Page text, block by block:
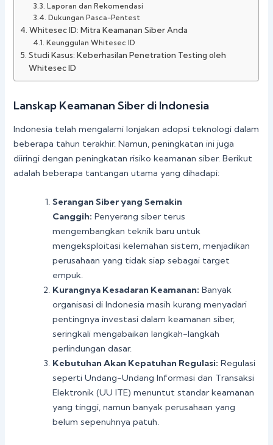
Laporan dan Rekomendasi
Dukungan Pasca-Pentest
Whitesec ID: Mitra Keamanan Siber Anda
Keunggulan Whitesec ID
Studi Kasus: Keberhasilan Penetration Testing oleh
Whitesec ID
Lanskap Keamanan Siber di Indonesia
Indonesia telah mengalami lonjakan adopsi teknologi dalam
beberapa tahun terakhir. Namun, peningkatan ini juga
diiringi dengan peningkatan risiko keamanan siber. Berikut
adalah beberapa tantangan utama yang dihadapi:
Serangan Siber yang Semakin
Canggih: Penyerang siber terus
mengembangkan teknik baru untuk
mengeksploitasi kelemahan sistem, menjadikan
perusahaan yang tidak siap sebagai target
empuk.
Kurangnya Kesadaran Keamanan: Banyak
organisasi di Indonesia masih kurang menyadari
pentingnya investasi dalam keamanan siber,
seringkali mengabaikan langkah-langkah
perlindungan dasar.
Kebutuhan Akan Kepatuhan Regulasi: Regulasi
seperti Undang-Undang Informasi dan Transaksi
Elektronik (UU ITE) menuntut standar keamanan
yang tinggi, namun banyak perusahaan yang
belum sepenuhnya patuh.